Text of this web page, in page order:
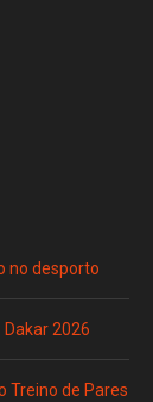
no desporto
2026
Treino de Pares